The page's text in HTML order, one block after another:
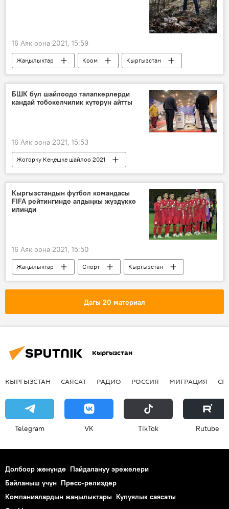
16 Аяк оона 2021, 15:59
Жаңылыктар Коом
Кыргызстан
өкмөт
Министрлер кабинети
акция
экология
ишембилик
МП "Тазалык"
БШК бул шайлоодо талапкерлерди
кандай тобокелчилик күтөрүн айтты
16 Аяк оона 2021, 15:53
Жогорку Кеңешке шайлоо 2021
Жаңылыктар
Саясат
Кыргызстан
Нуржан Шайлдабекова
система
Жогорку Кеңешке жаңы тартип менен болчу шайлоо
Кыргызстандын футбол командасы
FIFA рейтингинде алдыңкы жүздүккө
илинди
16 Аяк оона 2021, 15:50
Жаңылыктар Спорт
Кыргызстан
Дүйнөдө
футбол
рейтинг
Дагы 20 материал
Кыргызстан
КЫРГЫЗСТАН САЯСАТ РАДИО РОССИЯ МИГРАЦИЯ
Telegram VK ТikТоk Rutube
Долбоор жөнүндө Пайдалануу эрежелери
Байланыш үчүн Пресс-релиздер
Компаниялардын жаңылыктары Купуялык саясаты